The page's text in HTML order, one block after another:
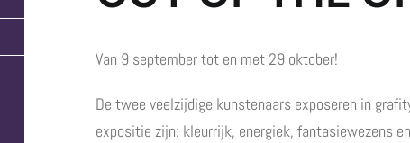
Van 9 september tot en met 29 oktober!
De twee veelzijdige kunstenaars exposeren in
expositie zijn: kleurrijk, energiek, fantasiewezens